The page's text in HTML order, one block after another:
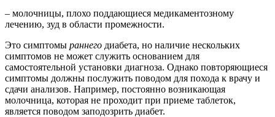
– молочницы, плохо поддающиеся медикаментозному
лечению, зуд в области промежности.
Это симптомы раннего диабета, но наличие нескольких
симптомов не может служить основанием для
самостоятельной установки диагноза. Однако повторяющиеся
симптомы должны послужить поводом для похода к врачу и
сдачи анализов. Например, постоянно возникающая
молочница, которая не проходит при приеме таблеток,
является поводом заподозрить диабет.